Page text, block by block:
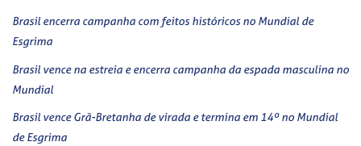
Brasil encerra campanha com feitos históricos no Mundial de
Esgrima
Brasil vence na estreia e encerra campanha da espada masculina no
Mundial
Brasil vence Grã-Bretanha de virada e termina em 14º no Mundial
de Esgrima